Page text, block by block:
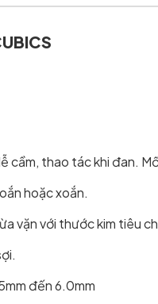
cầm, thao tác khi đan.
hoặc xoắn.
vặn với thước kim tiêu
đến 6.0mm